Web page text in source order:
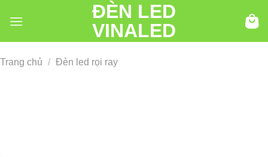
đến
ĐÈN LED
VINALED
Trang chủ / Đèn led rọi ray